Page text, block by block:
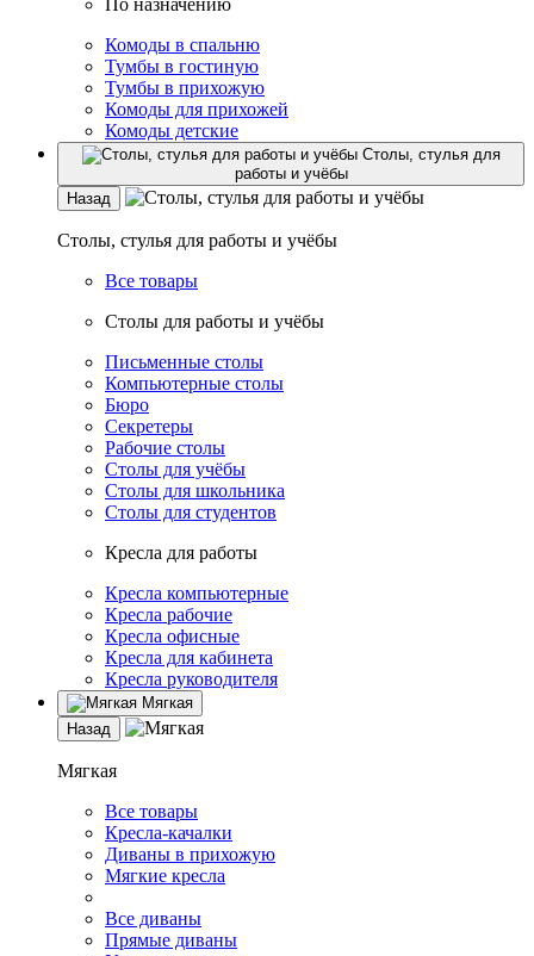
По назначению
Комоды в спальню
Тумбы в гостиную
Тумбы в прихожую
Комоды для прихожей
Комоды детские
Столы, стулья для
работы и учёбы
Назад
Столы, стулья для работы и учёбы
Все товары
Столы для работы и учёбы
Письменные столы
Компьютерные столы
Бюро
Секретеры
Рабочие столы
Столы для учёбы
Столы для школьника
Столы для студентов
Кресла для работы
Кресла компьютерные
Кресла рабочие
Кресла офисные
Кресла для кабинета
Кресла руководителя
Мягкая
Назад
Мягкая
Все товары
Кресла-качалки
Диваны в прихожую
Мягкие кресла
Все диваны
Прямые диваны